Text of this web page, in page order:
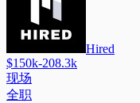
Hired
$150k-208.3k
现场
全职